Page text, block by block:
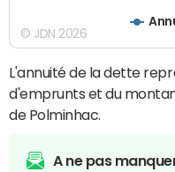
© JDN 2026
L'annuité de la dette
d'emprunts et du
de Polminhac.
A ne pas